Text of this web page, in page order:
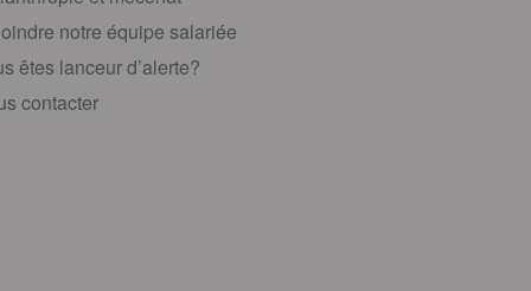
notre équipe salariée
êtes lanceur d’alerte?
contacter